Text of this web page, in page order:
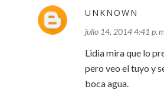
UNKNOWN
julio 14, 2014 4:41 p.
Lidia mira que lo
pero veo el tuyo y
boca agua.